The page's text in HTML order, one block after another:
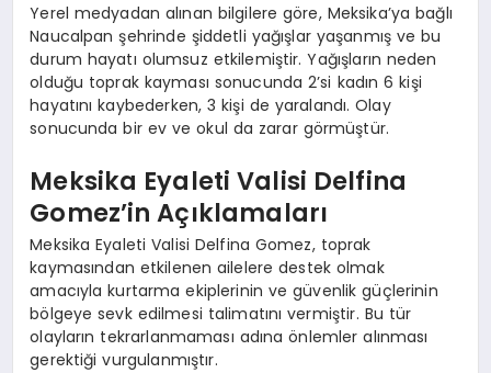
Yerel medyadan alınan bilgilere göre, Meksika’ya bağlı
Naucalpan şehrinde şiddetli yağışlar yaşanmış ve bu
durum hayatı olumsuz etkilemiştir. Yağışların neden
olduğu toprak kayması sonucunda 2’si kadın 6 kişi
hayatını kaybederken, 3 kişi de yaralandı. Olay
sonucunda bir ev ve okul da zarar görmüştür.
Meksika Eyaleti Valisi Delfina
Gomez’in Açıklamaları
Meksika Eyaleti Valisi Delfina Gomez, toprak
kaymasından etkilenen ailelere destek olmak
amacıyla kurtarma ekiplerinin ve güvenlik güçlerinin
bölgeye sevk edilmesi talimatını vermiştir. Bu tür
olayların tekrarlanmaması adına önlemler alınması
gerektiği vurgulanmıştır.